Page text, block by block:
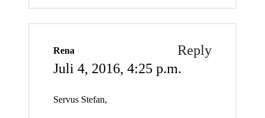
Rena
Reply
Juli 4, 2016, 4:25 p.m.
Servus Stefan,